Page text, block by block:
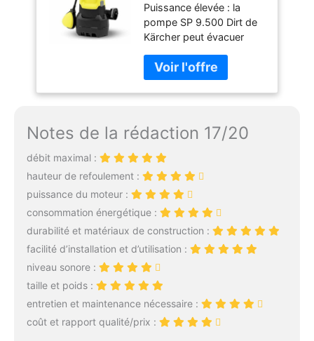
Eaux Chargées,
Débit : 9500 l/h,
Profondeur : max. 7
m, pour Eaux Sales
avec Particules
Jusqu'à 20 mm,
Niveau d'Eau
Pression : 0,6 bar
Puissance élevée : la
pompe SP 9.500 Dirt de
Kärcher peut évacuer
par heure - même les
eaux fortement polluées
avec des particules de
mm Utilisation flexible :
cet appareil Kärcher
permet d'évacuer l'eau
des bassins de jardin,
des pièces inondées, des
récupérateurs de pluie ou
des excavations jusqu'à
un niveau d'eau résiduelle
de 25 mm Raccord
pratique : le raccord de
flexible Quick Connect
permet de raccorder
rapidement et facilement
des tuyaux de 1 pouce, 1
Notes de la rédaction 17/20
débit maximal :
hauteur de refoulement :
puissance du moteur :
consommation énergétique :
durabilité et matériaux de construction :
facilité d’installation et d’utilisation :
niveau sonore :
taille et poids :
entretien et maintenance nécessaire :
coût et rapport qualité/prix :